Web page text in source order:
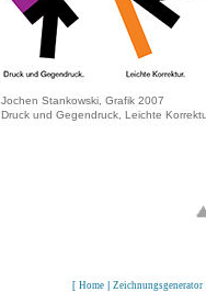
Jochen Stankowski, Grafik 2007
Druck und Gegendruck, Leichte
[Home |Zeichnungsgenerator